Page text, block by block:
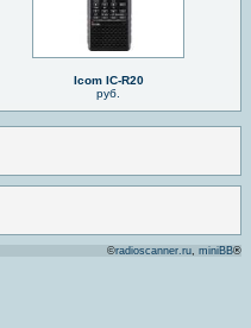
Icom IC-R20
руб.
©radioscanner.ru, miniBB®